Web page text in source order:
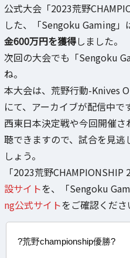
公式大会「2023荒野
した、「Sengoku Gaming」
金600万円を獲得しました。
次回の大会でも「Sengoku
ね。
本大会は、荒野行動-Knives
にて、アーカイブが配信中で
西東日本決定戦や今回開催
聴できますので、試合を見
しょう。
「2023荒野
設サイトを、「Sengoku
ng公式サイトをご確認くださ
?荒野championship優勝?